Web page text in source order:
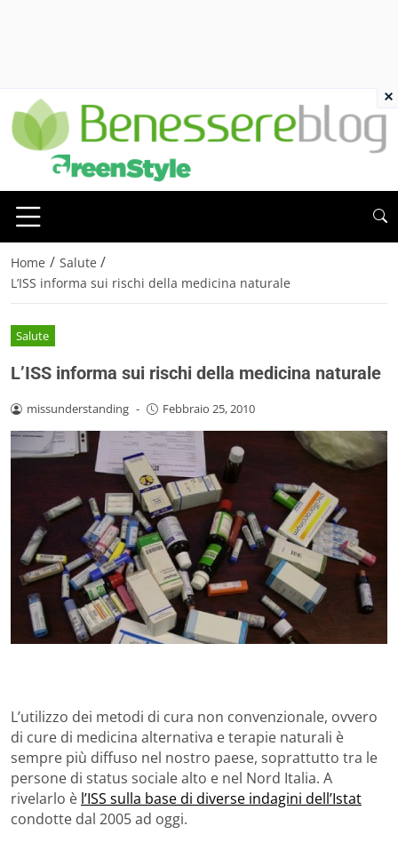
Home / Salute /
L’ISS informa sui rischi della medicina naturale
Salute
L’ISS informa sui rischi della medicina naturale
missunderstanding - Febbraio 25, 2010
L’utilizzo dei metodi di cura non convenzionale, ovvero
di cure di medicina alternativa e terapie naturali è
sempre più diffuso nel nostro paese, soprattutto tra le
persone di status sociale alto e nel Nord Italia. A
rivelarlo è l’ISS sulla base di diverse indagini dell’Istat
condotte dal 2005 ad oggi.
×